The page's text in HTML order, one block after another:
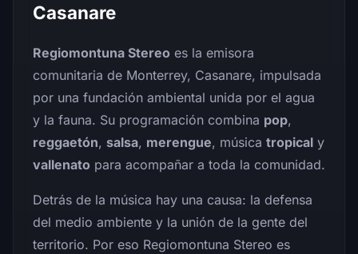
Casanare
Regiomontuna Stereo es la emisora
comunitaria de Monterrey, Casanare, impulsada
por una fundación ambiental unida por el agua
y la fauna. Su programación combina pop,
reggaetón, salsa, merengue, música tropical y
vallenato para acompañar a toda la comunidad.
Detrás de la música hay una causa: la defensa
del medio ambiente y la unión de la gente del
territorio. Por eso Regiomontuna Stereo es